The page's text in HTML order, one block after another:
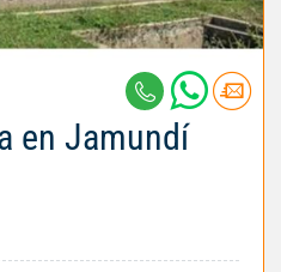
en Jamundí